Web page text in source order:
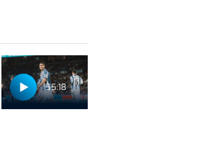
55:18